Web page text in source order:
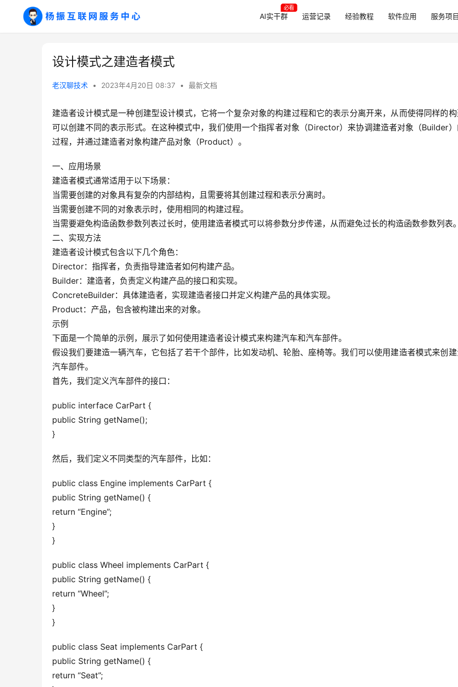
AI实干群
必看
运营记录 经验教程 软件应用 服务项
设计模式之建造者模式
老汉聊技术 • 2023年4月20日 08:37 • 最新文档
建造者设计模式是一种创建型设计模式，它将一个复杂对象的构建过程和它的表示分离开来，从而使得同样的
可以创建不同的表示形式。在这种模式中，我们使用一个指挥者对象（Director）来协调建造者对象（Builder
过程，并通过建造者对象构建产品对象（Product）。
一、应用场景
建造者模式通常适用于以下场景：
当需要创建的对象具有复杂的内部结构，且需要将其创建过程和表示分离时。
当需要创建不同的对象表示时，使用相同的构建过程。
当需要避免构造函数参数列表过长时，使用建造者模式可以将参数分步传递，从而避免过长的构造函数参数列表
二、实现方法
建造者设计模式包含以下几个角色：
Director：指挥者，负责指导建造者如何构建产品。
Builder：建造者，负责定义构建产品的接口和实现。
ConcreteBuilder：具体建造者，实现建造者接口并定义构建产品的具体实现。
Product：产品，包含被构建出来的对象。
​示例
下面是一个简单的示例，展示了如何使用建造者设计模式来构建汽车和汽车部件。
假设我们要建造一辆汽车，它包括了若干个部件，比如发动机、轮胎、座椅等。我们可以使用建造者模式来创
汽车部件。
首先，我们定义汽车部件的接口：
public interface CarPart {
public String getName();
}
然后，我们定义不同类型的汽车部件，比如：
public class Engine implements CarPart {
public String getName() {
return “Engine”;
}
}
public class Wheel implements CarPart {
public String getName() {
return “Wheel”;
}
}
public class Seat implements CarPart {
public String getName() {
return “Seat”;